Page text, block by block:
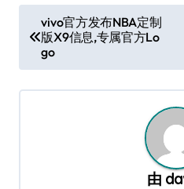
章
导
航
vivo官方发布NBA定制
版X9信息,专属官方Lo
go
由